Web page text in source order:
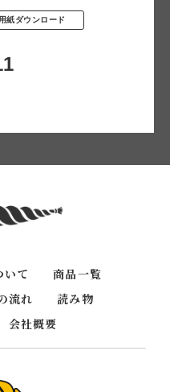
用紙ダウンロード
いて
商品一覧
流れ
読み物
会社概要